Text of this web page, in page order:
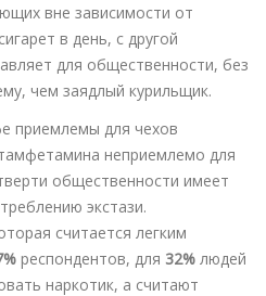
вне зависимости от
в день, с другой
для общественности, без
чем заядлый курильщик.
неприемлемо для
общественности имеет
экстази.
считается легким
респондентов, для 32% людей
наркотик, а считают